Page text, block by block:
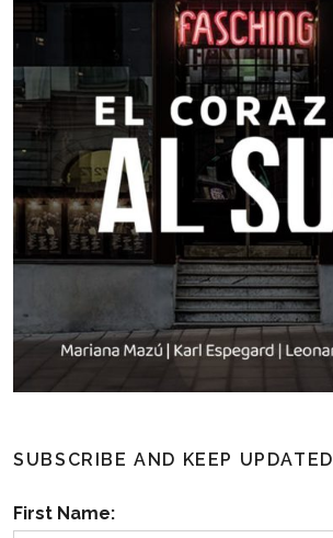
SUBSCRIBE AND KEEP UPDATED
First Name: